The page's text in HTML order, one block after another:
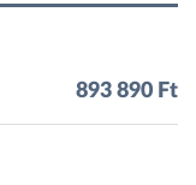
893 890 Ft